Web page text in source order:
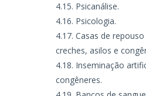
Psicanálise.
Psicologia.
Casas de
creches, asilos e
Inseminação
congêneres.